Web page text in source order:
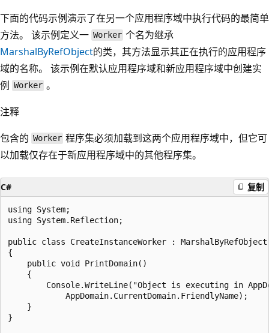
下面的代码示例演示了在另一个应用程序域中执行代码的最简单
方法。 该示例定义一 Worker 个名为继承
MarshalByRefObject的类，其方法显示其正在执行的应用程序
域的名称。 该示例在默认应用程序域和新应用程序域中创建实
例 Worker 。
注释
包含的 Worker 程序集必须加载到这两个应用程序域中，但它可
以加载仅存在于新应用程序域中的其他程序集。
C# 复制
using System;
using System.Reflection;
public class CreateInstanceWorker : MarshalByRefObject
{
    public void PrintDomain()
    {
Console.WriteLine("Object is executing in
            AppDomain.CurrentDomain.FriendlyName);
    }
}